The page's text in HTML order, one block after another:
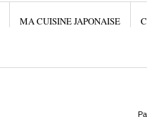
MA CUISINE JAPONAISE